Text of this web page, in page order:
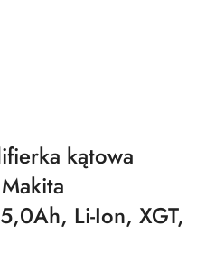
kątowa
Li-Ion, XGT,